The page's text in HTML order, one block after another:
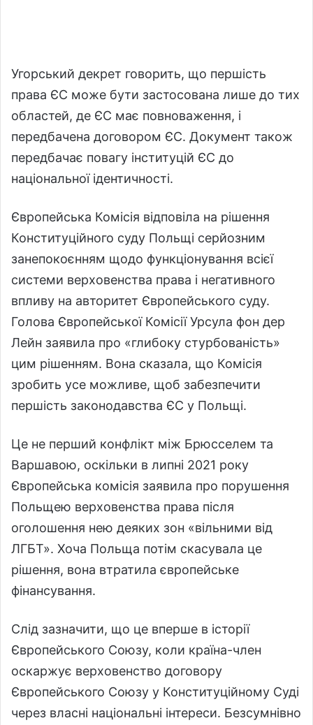
Угорський декрет говорить, що першість
права ЄС може бути застосована лише до тих
областей, де ЄС має повноваження, і
передбачена договором ЄС. Документ також
передбачає повагу інституцій ЄС до
національної ідентичності.
Європейська Комісія відповіла на рішення
Конституційного суду Польщі серйозним
занепокоєнням щодо функціонування всієї
системи верховенства права і негативного
впливу на авторитет Європейського суду.
Голова Європейської Комісії Урсула фон дер
Лейн заявила про «глибоку стурбованість»
цим рішенням. Вона сказала, що Комісія
зробить усе можливе, щоб забезпечити
першість законодавства ЄС у Польщі.
Це не перший конфлікт між Брюсселем та
Варшавою, оскільки в липні 2021 року
Європейська комісія заявила про порушення
Польщею верховенства права після
оголошення нею деяких зон «вільними від
ЛГБТ». Хоча Польща потім скасувала це
рішення, вона втратила європейське
фінансування.
Слід зазначити, що це вперше в історії
Європейського Союзу, коли країна-член
оскаржує верховенство договору
Європейського Союзу у Конституційному Суді
через власні національні інтереси. Безсумнівно